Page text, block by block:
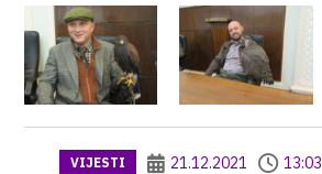
VIJESTI 21.12.2021 13:03